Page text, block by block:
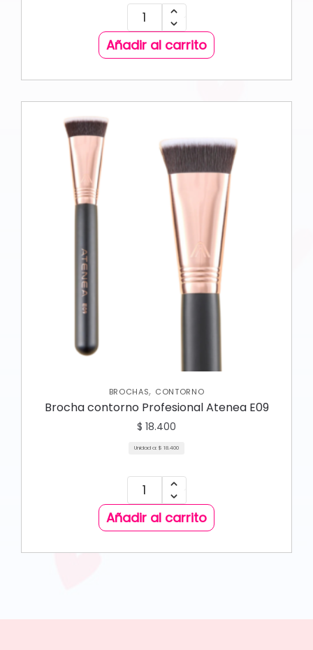
Añadir al carrito
BROCHAS, CONTORNO
Brocha contorno Profesional Atenea E09
$ 18.400
Unidad a: $ 18.400
Añadir al carrito